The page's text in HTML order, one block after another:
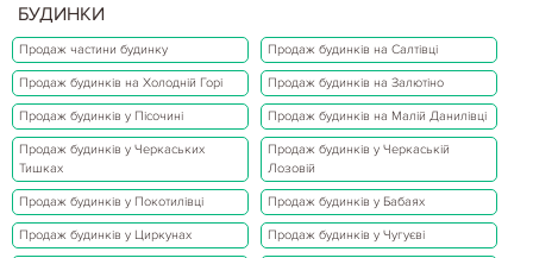
БУДИНКИ
Продаж частини будинку Продаж будинків на Салтівці
Продаж будинків на Холодній Горі Продаж будинків на Залютіно
Продаж будинків у Пісочині Продаж будинків на Малій Данилівці
Продаж будинків у Черкаських
Тишках
Продаж будинків у Черкаській
Лозовій
Продаж будинків у Покотилівці Продаж будинків у Бабаях
Продаж будинків у Циркунах Продаж будинків у Чугуєві